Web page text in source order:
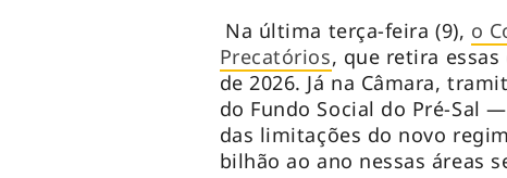
Na última terça-feira (9), o
Precatórios, que retira
de 2026. Já na Câmara,
do Fundo Social do Pré-Sal
das limitações do novo
bilhão ao ano nessas áreas